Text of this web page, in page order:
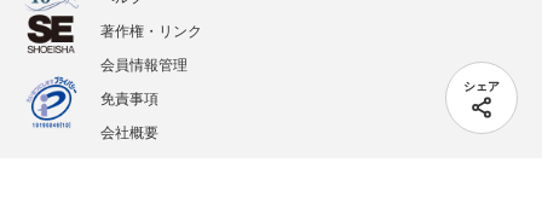
シェア
著作権・リンク
会員情報管理
免責事項
会社概要